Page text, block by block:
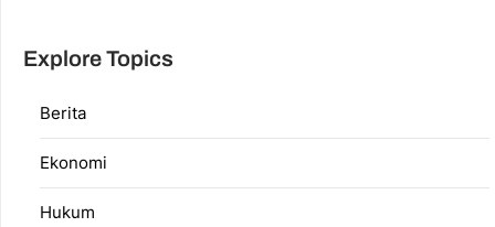
Explore Topics
Berita
Ekonomi
Hukum